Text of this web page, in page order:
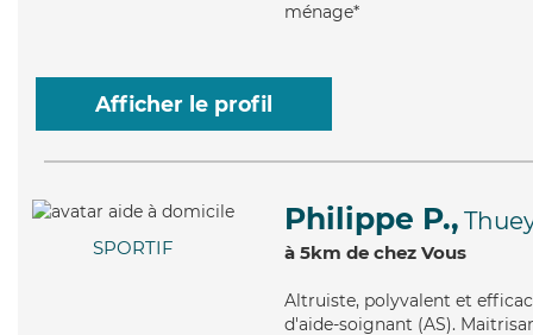
ménage*
Afficher le profil
SPORTIF
Philippe P.,
à 5km de chez Vous
Altruiste, polyvalent et
d'aide-soignant (AS).